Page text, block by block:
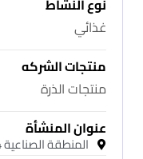
نوع النشاط
غذائي
منتجات الشركه
منتجات الذرة
عنوان المنشأة
المنطقة الصناعية B4